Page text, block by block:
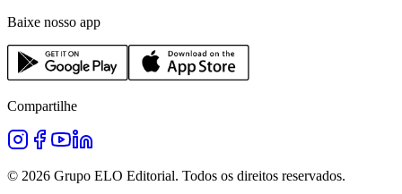
Baixe nosso app
Compartilhe
© 2026 Grupo ELO Editorial. Todos os direitos reservados.